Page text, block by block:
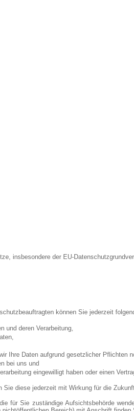
insbesondere der EU-
können Sie jederzeit
und deren Verarbeitung,
Ihre Daten aufgrund gesetzlicher Pflichten
bei uns und
eingewilligt haben oder einen
diese jederzeit mit Wirkung für die
für Sie zuständige Aufsichtsbehörde